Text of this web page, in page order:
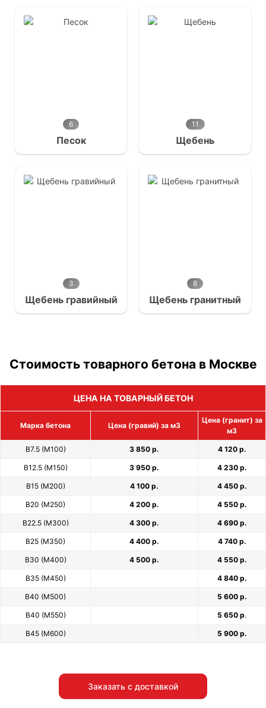
6
Песок
11
Щебень
3
Щебень гравийный
8
Щебень гранитный
Стоимость товарного бетона в Москве
ЦЕНА НА ТОВАРНЫЙ БЕТОН
Марка бетона Цена (гравий) за м3
Цена (гранит) за
м3
В7.5 (М100) 3 850 р. 4 120 р.
В12.5 (М150) 3 950 р. 4 230 р.
В15 (М200) 4 100 р. 4 450 р.
В20 (М250) 4 200 р. 4 550 р.
В22.5 (М300) 4 300 р. 4 690 р.
В25 (М350) 4 400 р. 4 740 р.
В30 (М400) 4 500 р. 4 550 р.
В35 (М450) 4 840 р.
В40 (М500) 5 600 р.
В40 (М550) 5 650 р.
В45 (М600) 5 900 р.
Заказать с доставкой